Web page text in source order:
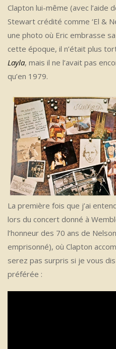
Clapton lui-même (avec l’aide
Stewart crédité comme ‘El &
une photo où Eric embrasse
cette époque, il n’était plus
Layla, mais il ne l’avait pas
qu’en 1979.
La première fois que j’ai
lors du concert donné à
l’honneur des 70 ans de
emprisonné), où Clapton
serez pas surpris si je vous
préférée :